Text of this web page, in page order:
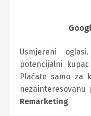
Usmjereni
potencijalni
Plaćate samo za
nezainteresovanu
Remarketing